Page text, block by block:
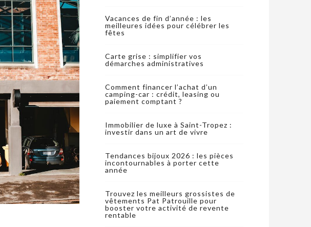
Vacances de fin d’année : les
meilleures idées pour célébrer les
fêtes
Carte grise : simplifier vos
démarches administratives
Comment financer l’achat d’un
camping-car : crédit, leasing ou
paiement comptant ?
Immobilier de luxe à Saint-Tropez :
investir dans un art de vivre
Tendances bijoux 2026 : les pièces
incontournables à porter cette
année
Trouvez les meilleurs grossistes de
vêtements Pat Patrouille pour
booster votre activité de revente
rentable